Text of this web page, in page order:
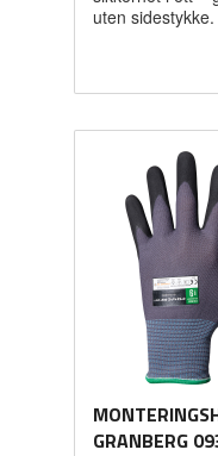
uten sidestykke.
GRANBERG